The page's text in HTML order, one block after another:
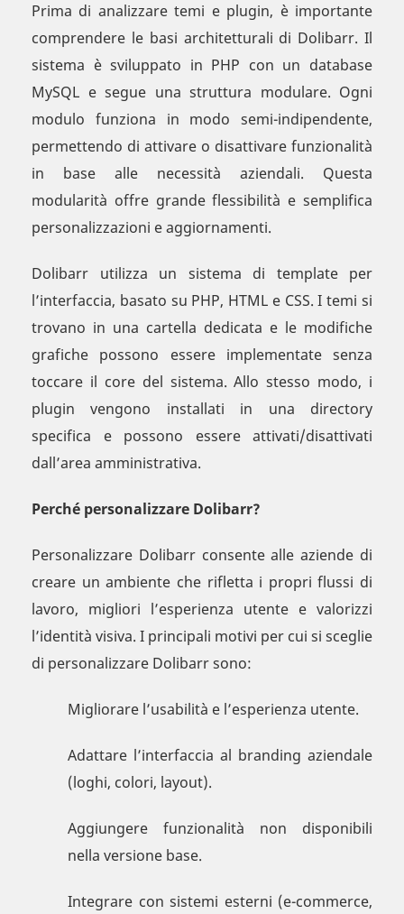
Prima di analizzare temi e plugin, è importante
comprendere le basi architetturali di Dolibarr. Il
sistema è sviluppato in PHP con un database
MySQL e segue una struttura modulare. Ogni
modulo funziona in modo semi-indipendente,
permettendo di attivare o disattivare funzionalità
in base alle necessità aziendali. Questa
modularità offre grande flessibilità e semplifica
personalizzazioni e aggiornamenti.
Dolibarr utilizza un sistema di template per
l’interfaccia, basato su PHP, HTML e CSS. I temi si
trovano in una cartella dedicata e le modifiche
grafiche possono essere implementate senza
toccare il core del sistema. Allo stesso modo, i
plugin vengono installati in una directory
specifica e possono essere attivati/disattivati
dall’area amministrativa.
Perché personalizzare Dolibarr?
Personalizzare Dolibarr consente alle aziende di
creare un ambiente che rifletta i propri flussi di
lavoro, migliori l’esperienza utente e valorizzi
l’identità visiva. I principali motivi per cui si sceglie
di personalizzare Dolibarr sono:
Migliorare l’usabilità e l’esperienza utente.
Adattare l’interfaccia al branding aziendale
(loghi, colori, layout).
Aggiungere funzionalità non disponibili
nella versione base.
Integrare con sistemi esterni (e-commerce,